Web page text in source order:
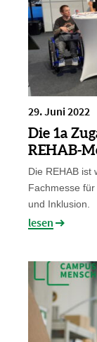
29. Juni 2022
Die 1a
REHAB-
Die REHAB ist
Fachmesse für
und Inklusion.
lesen